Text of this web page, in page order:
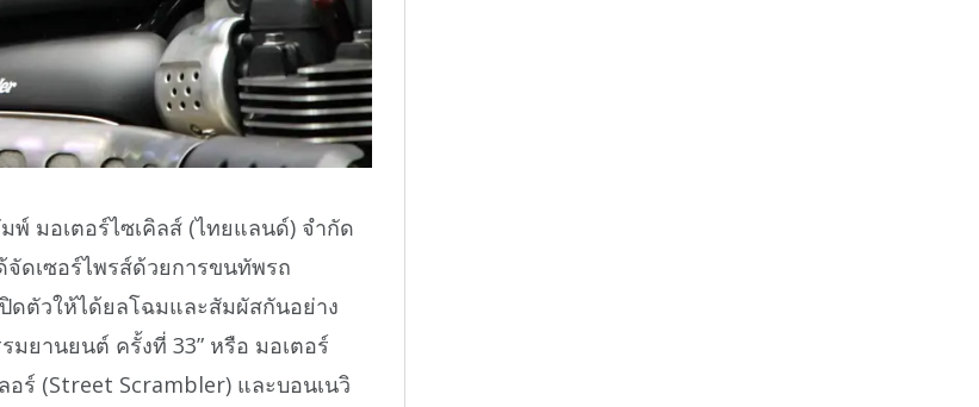
มอเตอร์ไซเคิลส์ (ไทยแลนด์) จำกัด
จัดเซอร์ไพรส์ด้วยการขนทัพรถ
ดตัวให้ได้ยลโฉมและสัมผัสกันอย่าง
มยานยนต์ ครั้งที่ 33” หรือ มอเตอร์
ร์ (Street Scrambler) และบอนเนวิ